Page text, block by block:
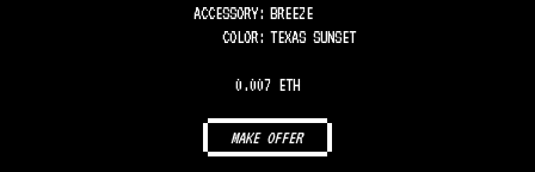
ACCESSORY: BREEZE
COLOR: TEXAS SUNSET
0.007 ETH
MAKE OFFER